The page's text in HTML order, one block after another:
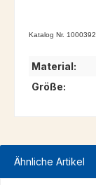
Katalog Nr. 1000392
Material:
Größe:
Ähnliche Artikel